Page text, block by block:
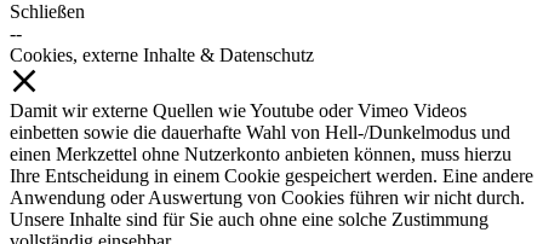
Schließen
--
Cookies, externe Inhalte & Datenschutz
Damit wir externe Quellen wie Youtube oder Vimeo Videos
einbetten sowie die dauerhafte Wahl von Hell-/Dunkelmodus und
einen Merkzettel ohne Nutzerkonto anbieten können, muss hierzu
Ihre Entscheidung in einem Cookie gespeichert werden. Eine andere
Anwendung oder Auswertung von Cookies führen wir nicht durch.
Unsere Inhalte sind für Sie auch ohne eine solche Zustimmung